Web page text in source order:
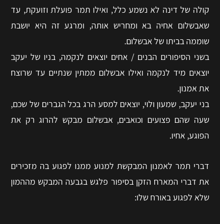
קולה של דינה לא נשמע כלל, ואילו תמר פועלת וזועקת, עד
שאבשלום אחיה בא ומחריש אותה, ומרגע זה היא יושבת
שוממה בביתו של אבשלום.
בשני הסיפורים הבנים / אחים יוצאים לנקמה, בניו של יעקב
יוצאים מיד לנקמה ואילו אבשלום ממתין שנתיים עד שרוצח
את אמנון.
בני יעקב, שמעון ולוי, יוצאים למסע הרג בכל הגברים של שכם,
שעה שהם פצועים וכואבים, אבשלום מבקש להרוג רק את
הפוגע, אחיו.
דברי תמר לאמנון המבקשת למנוע ממנו לפגוע בה מזכירים
את דברי המארח הזקן בסיפור פלגש בגבעה המבקש מההמון
שלא לפגוע באורח שלו: